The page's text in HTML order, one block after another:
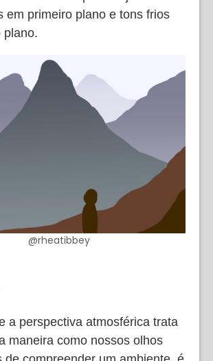
em primeiro plano e tons frios
plano.
@rheatibbey
a perspectiva atmosférica trata
maneira como nossos olhos